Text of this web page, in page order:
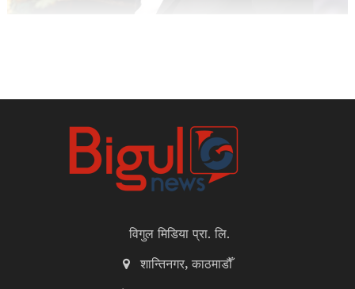
विगुल मिडिया प्रा. लि.
शान्तिनगर, काठमाडौँ